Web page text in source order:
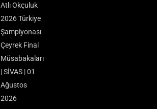
Atlı Okçuluk
2026 Türkiye
Şampiyonası
Çeyrek Final
Müsabakaları
| SİVAS | 01
Ağustos
2026